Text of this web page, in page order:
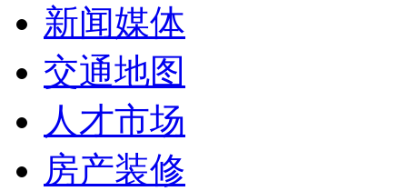
新闻媒体
交通地图
人才市场
房产装修